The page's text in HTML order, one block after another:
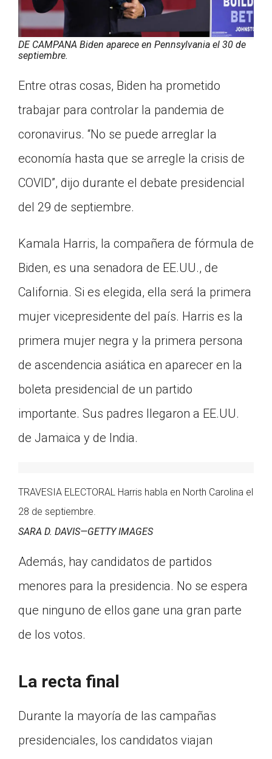
DE CAMPANA Biden aparece en Pennsylvania el 30 de
septiembre.
Entre otras cosas, Biden ha prometido
trabajar para controlar la pandemia de
coronavirus. “No se puede arreglar la
economía hasta que se arregle la crisis de
COVID”, dijo durante el debate presidencial
del 29 de septiembre.
Kamala Harris, la compañera de fórmula de
Biden, es una senadora de EE.UU., de
California. Si es elegida, ella será la primera
mujer vicepresidente del país. Harris es la
primera mujer negra y la primera persona
de ascendencia asiática en aparecer en la
boleta presidencial de un partido
importante. Sus padres llegaron a EE.UU.
de Jamaica y de India.
TRAVESIA ELECTORAL Harris habla en North Carolina el
28 de septiembre.
SARA D. DAVIS—GETTY IMAGES
Además, hay candidatos de partidos
menores para la presidencia. No se espera
que ninguno de ellos gane una gran parte
de los votos.
La recta final
Durante la mayoría de las campañas
presidenciales, los candidatos viajan